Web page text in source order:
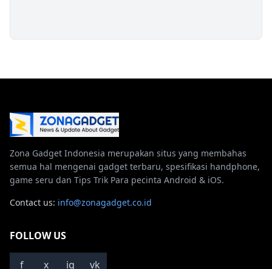
Zona Gadget Indonesia merupakan situs yang membahas
semua hal mengenai gadget terbaru, spesifikasi handphone,
game seru dan Tips Trik Para pecinta Android & iOS.
Contact us: info@zonagadget.co.id
FOLLOW US
f x ig vk